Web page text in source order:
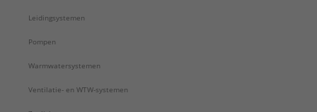
Leidingsystemen
Pompen
Warmwatersystemen
Ventilatie- en WTW-systemen